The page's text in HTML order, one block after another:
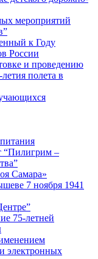
мероприятий
к Году
России
и проведению
полета в
“Пилигрим –
Самара»
7 ноября 1941
75-летней
электронных